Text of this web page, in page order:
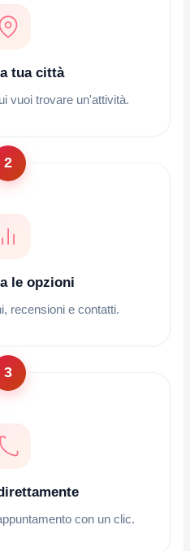
tua città
vuoi trovare un'attività.
2
le opzioni
recensioni e contatti.
3
con un clic.